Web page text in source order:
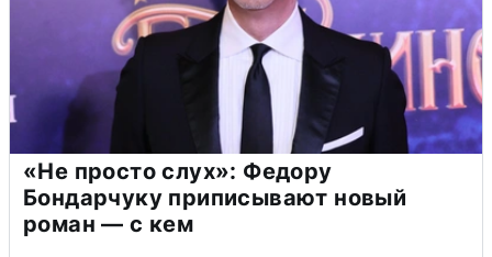
«Не просто слух»: Федору
Бондарчуку приписывают новый
роман — с кем